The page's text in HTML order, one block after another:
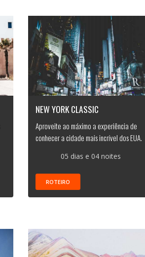
NEW YORK CLASSIC
Aproveite ao máximo a experiência de
conhecer a cidade mais incrível dos EUA.
05 dias e 04 noites
ROTEIRO